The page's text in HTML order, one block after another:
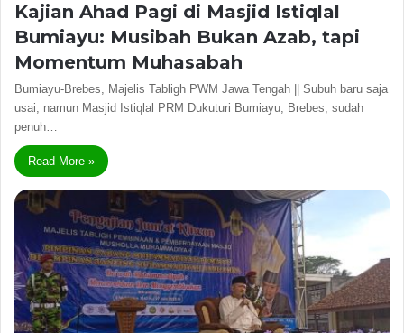
Kajian Ahad Pagi di Masjid Istiqlal
Bumiayu: Musibah Bukan Azab, tapi
Momentum Muhasabah
Bumiayu-Brebes, Majelis Tabligh PWM Jawa Tengah || Subuh baru saja
usai, namun Masjid Istiqlal PRM Dukuturi Bumiayu, Brebes, sudah
penuh…
Read More »